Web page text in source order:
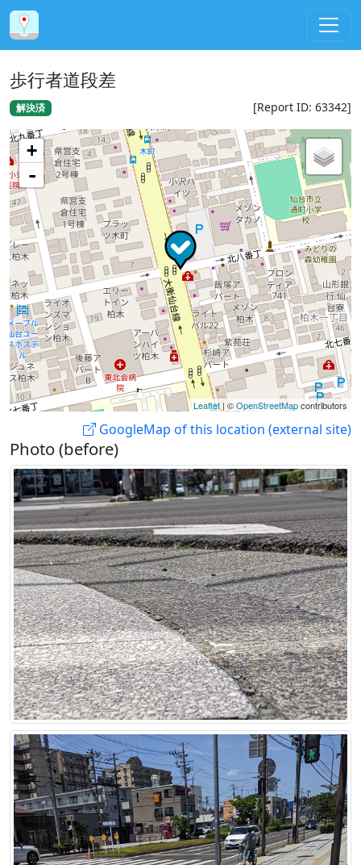
歩行者道段差
解決済 [Report ID: 63342]
+
-
Leaflet | ©OpenStreetMapcontributors
GoogleMap of this location (external site)
Photo (before)